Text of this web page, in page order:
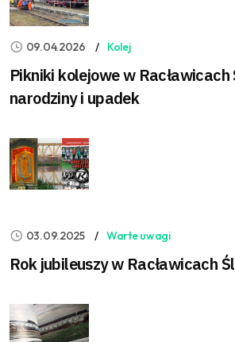
09.04.2026 Kolej
Pikniki kolejowe w Racławicach
narodziny i upadek
03.09.2025 Warte uwagi
Rok jubileuszy w Racławicach